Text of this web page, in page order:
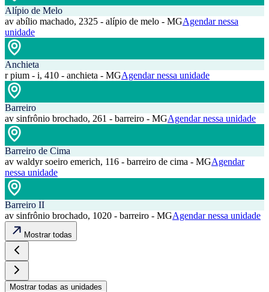
Alípio de Melo
av abílio machado, 2325 - alípio de melo - MGAgendar nessa
unidade
Anchieta
r pium - i, 410 - anchieta - MGAgendar nessa unidade
Barreiro
av sinfrônio brochado, 261 - barreiro - MGAgendar nessa unidade
Barreiro de Cima
av waldyr soeiro emerich, 116 - barreiro de cima - MGAgendar
nessa unidade
Barreiro II
av sinfrônio brochado, 1020 - barreiro - MGAgendar nessa unidade
Mostrar todas
Mostrar todas as unidades